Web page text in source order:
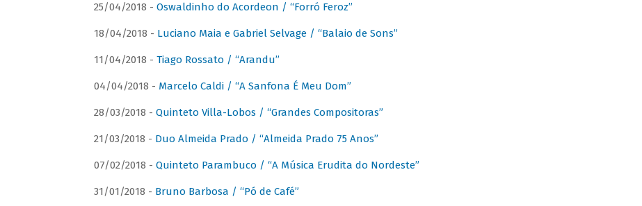
25/04/2018 - Oswaldinho do Acordeon / “Forró Feroz”
18/04/2018 - Luciano Maia e Gabriel Selvage / “Balaio de Sons”
11/04/2018 - Tiago Rossato / “Arandu”
04/04/2018 - Marcelo Caldi / “A Sanfona É Meu Dom”
28/03/2018 - Quinteto Villa-Lobos / “Grandes Compositoras”
21/03/2018 - Duo Almeida Prado / “Almeida Prado 75 Anos”
07/02/2018 - Quinteto Parambuco / “A Música Erudita do Nordeste”
31/01/2018 - Bruno Barbosa / “Pó de Café”